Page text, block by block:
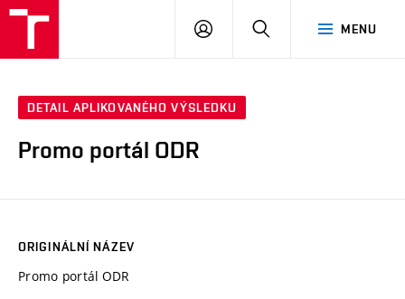
MENU
PŘIHLÁSIT
DETAIL APLIKOVANÉHO VÝSLEDKU
Promo portál ODR
ORIGINÁLNÍ NÁZEV
Promo portál ODR